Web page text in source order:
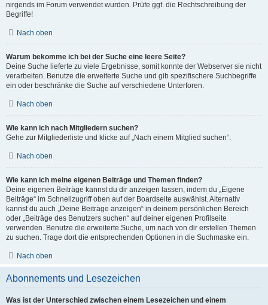
nirgends im Forum verwendet wurden. Prüfe ggf. die Rechtschreibung der
Begriffe!
Nach oben
Warum bekomme ich bei der Suche eine leere Seite?
Deine Suche lieferte zu viele Ergebnisse, somit konnte der Webserver sie nicht
verarbeiten. Benutze die erweiterte Suche und gib spezifischere Suchbegriffe
ein oder beschränke die Suche auf verschiedene Unterforen.
Nach oben
Wie kann ich nach Mitgliedern suchen?
Gehe zur Mitgliederliste und klicke auf „Nach einem Mitglied suchen“.
Nach oben
Wie kann ich meine eigenen Beiträge und Themen finden?
Deine eigenen Beiträge kannst du dir anzeigen lassen, indem du „Eigene
Beiträge“ im Schnellzugriff oben auf der Boardseite auswählst. Alternativ
kannst du auch „Deine Beiträge anzeigen“ in deinem persönlichen Bereich
oder „Beiträge des Benutzers suchen“ auf deiner eigenen Profilseite
verwenden. Benutze die erweiterte Suche, um nach von dir erstellen Themen
zu suchen. Trage dort die entsprechenden Optionen in die Suchmaske ein.
Nach oben
Abonnements und Lesezeichen
Was ist der Unterschied zwischen einem Lesezeichen und einem